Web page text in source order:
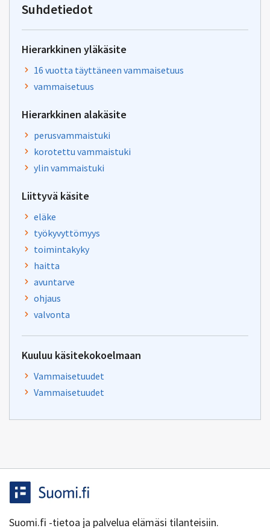
Suhdetiedot
Hierarkkinen yläkäsite
16 vuotta täyttäneen vammaisetuus
vammaisetuus
Hierarkkinen alakäsite
perusvammaistuki
korotettu vammaistuki
ylin vammaistuki
Liittyvä käsite
eläke
työkyvyttömyys
toimintakyky
haitta
avuntarve
ohjaus
valvonta
Kuuluu käsitekokoelmaan
Vammaisetuudet
Vammaisetuudet
Suomi.fi -tietoa ja palvelua elämäsi tilanteisiin.